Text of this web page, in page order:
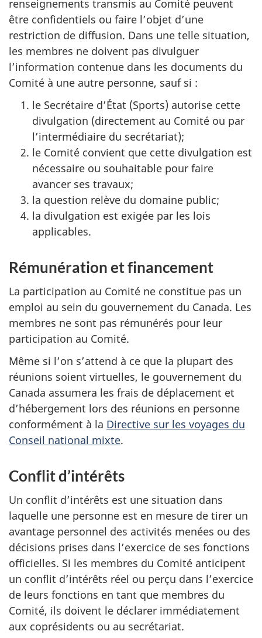
renseignements transmis au Comité peuvent
être confidentiels ou faire l’objet d’une
restriction de diffusion. Dans une telle situation,
les membres ne doivent pas divulguer
l’information contenue dans les documents du
Comité à une autre personne, sauf si :
le Secrétaire d’État (Sports) autorise cette
divulgation (directement au Comité ou par
l’intermédiaire du secrétariat);
le Comité convient que cette divulgation est
nécessaire ou souhaitable pour faire
avancer ses travaux;
la question relève du domaine public;
la divulgation est exigée par les lois
applicables.
Rémunération et financement
La participation au Comité ne constitue pas un
emploi au sein du gouvernement du Canada. Les
membres ne sont pas rémunérés pour leur
participation au Comité.
Même si l’on s’attend à ce que la plupart des
réunions soient virtuelles, le gouvernement du
Canada assumera les frais de déplacement et
d’hébergement lors des réunions en personne
conformément à la Directive sur les voyages du
Conseil national mixte.
Conflit d’intérêts
Un conflit d’intérêts est une situation dans
laquelle une personne est en mesure de tirer un
avantage personnel des activités menées ou des
décisions prises dans l’exercice de ses fonctions
officielles. Si les membres du Comité anticipent
un conflit d’intérêts réel ou perçu dans l’exercice
de leurs fonctions en tant que membres du
Comité, ils doivent le déclarer immédiatement
aux coprésidents ou au secrétariat.